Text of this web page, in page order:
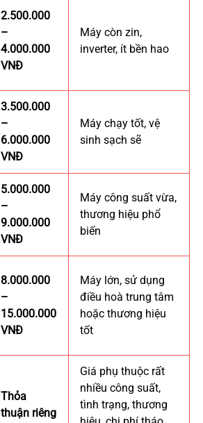
2.500.000
–
4.000.000
VNĐ
Máy còn zin,
inverter, ít bền hao
3.500.000
–
6.000.000
VNĐ
Máy chạy tốt, vệ
sinh sạch sẽ
5.000.000
–
9.000.000
VNĐ
Máy công suất vừa,
thương hiệu phổ
biến
8.000.000
–
15.000.000
VNĐ
Máy lớn, sử dụng
điều hoà trung tâm
hoặc thương hiệu
tốt
Thỏa
thuận riêng
Giá phụ thuộc rất
nhiều công suất,
tình trạng, thương